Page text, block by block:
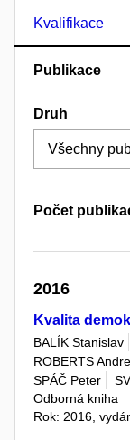
Kvalifikace
Publikace
Druh
Počet
2016
Kvalita
BALÍK Stanislav
ROBERTS
SPÁČ Peter
Odborná kniha
Rok: 2016,